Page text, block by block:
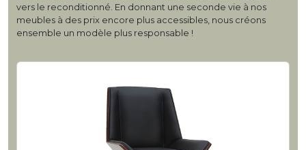
vers le reconditionné. En donnant une seconde vie à nos
meubles à des prix encore plus accessibles, nous créons
ensemble un modèle plus responsable !